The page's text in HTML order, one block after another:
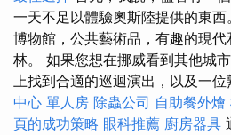
一天不足以體驗奧斯陸提供的東西
博物館，公共藝術品，有趣的現
林。 如果您想在挪威看到其他城
上找到合適的巡迴演出，以及一位
中心 單人房 除蟲公司 自助餐外燴
頁的成功策略 眼科推薦 廚房器具